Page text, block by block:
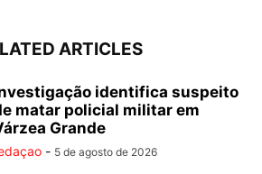
ARTICLES
identifica suspeito
matar policial militar em
Grande
- 5 de agosto de 2026